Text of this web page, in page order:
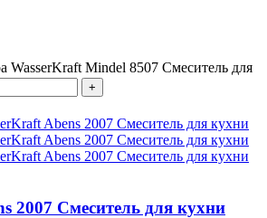
WasserKraft Mindel 8507 Смеситель для
2007 Смеситель для кухни